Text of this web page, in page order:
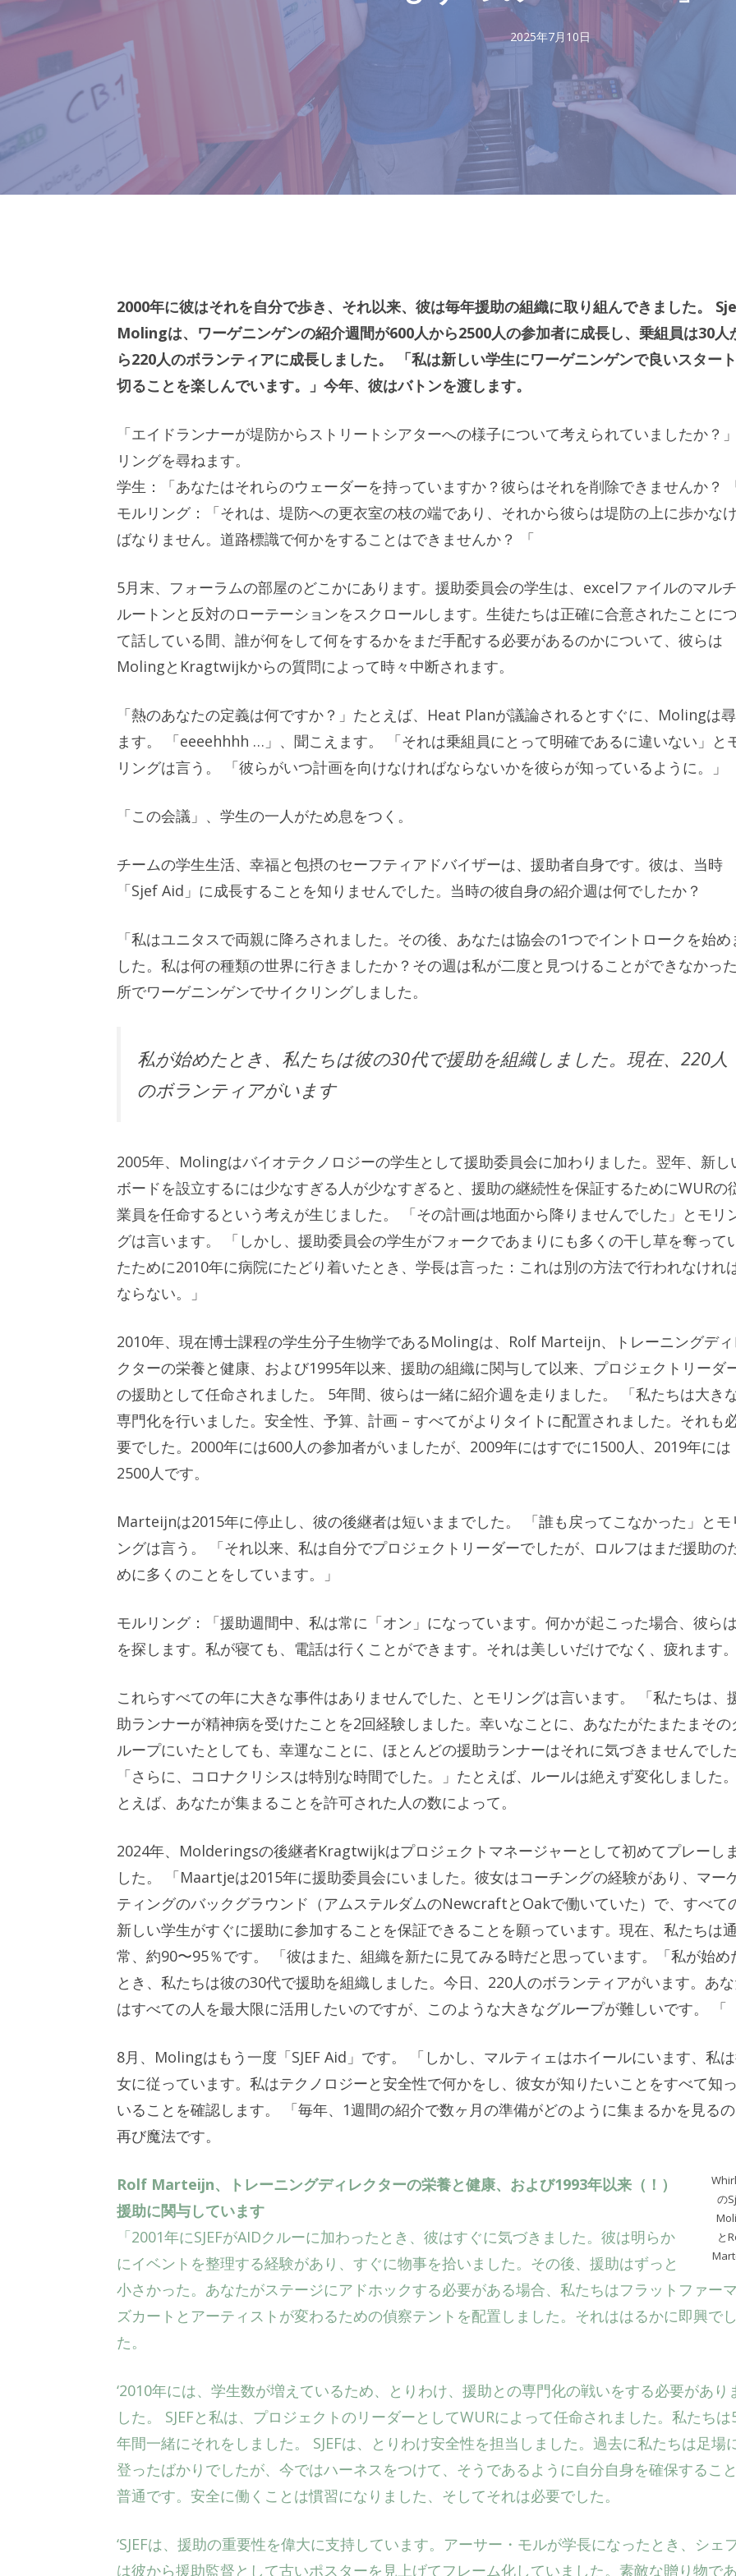
2025年7月10日
2000年に彼はそれを自分で歩き、それ以来、彼は毎年援助の組織に取り組んできました。
Molingは、ワーゲニンゲンの紹介週間が600人から2500人の参加者に成長し、乗組員は30人
ら220人のボランティアに成長しました。 「私は新しい学生にワーゲニンゲンで良いスター
切ることを楽しんでいます。」今年、彼はバトンを渡します。
「エイドランナーが堤防からストリートシアターへの様子について考えられていましたか？
リングを尋ねます。
学生：「あなたはそれらのウェーダーを持っていますか？彼らはそれを削除できませんか？
モルリング：「それは、堤防への更衣室の枝の端であり、それから彼らは堤防の上に歩かな
ばなりません。道路標識で何かをすることはできませんか？ 「
5月末、フォーラムの部屋のどこかにあります。援助委員会の学生は、excelファイルのマル
ルートンと反対のローテーションをスクロールします。生徒たちは正確に合意されたことに
て話している間、誰が何をして何をするかをまだ手配する必要があるのか​​について、彼らは
MolingとKragtwijkからの質問によって時々中断されます。
「熱のあなたの定義は何ですか？」たとえば、Heat Planが議論されるとすぐに、Molingは
ます。 「eeeehhhh …」、聞こえます。 「それは乗組員にとって明確であるに違いない」と
リングは言う。 「彼らがいつ計画を向けなければならないかを彼らが知っているように。」
「この会議」、学生の一人がため息をつく。
チームの学生生活、幸福と包摂のセーフティアドバイザーは、援助者自身です。彼は、当時
「Sjef Aid」に成長することを知りませんでした。当時の彼自身の紹介週は何でしたか？
「私はユニタスで両親に降ろされました。その後、あなたは協会の1つでイントロークを始め
した。私は何の種類の世界に行きましたか？その週は私が二度と見つけることができなかっ
所でワーゲニンゲンでサイクリングしました。
私が始めたとき、私たちは彼の30代で援助を組織しました。現在、220人
のボランティアがいます
2005年、Molingはバイオテクノロジーの学生として援助委員会に加わりました。翌年、新し
ボードを設立するには少なすぎる人が少なすぎると、援助の継続性を保証するためにWURの
業員を任命するという考えが生じました。 「その計画は地面から降りませんでした」とモリ
グは言います。 「しかし、援助委員会の学生がフォークであまりにも多くの干し草を奪って
たために2010年に病院にたどり着いたとき、学長は言った：これは別の方法で行われなけれ
ならない。」
2010年、現在博士課程の学生分子生物学であるMolingは、Rolf Marteijn、トレーニングディ
クターの栄養と健康、および1995年以来、援助の組織に関与して以来、プロジェクトリーダ
の援助として任命されました。 5年間、彼らは一緒に紹介週を走りました。 「私たちは大き
専門化を行いました。安全性、予算、計画 – すべてがよりタイトに配置されました。それも
要でした。2000年には600人の参加者がいましたが、2009年にはすでに1500人、2019年には
2500人です。
Marteijnは2015年に停止し、彼の後継者は短いままでした。 「誰も戻ってこなかった」とモ
ングは言う。 「それ以来、私は自分でプロジェクトリーダーでしたが、ロルフはまだ援助の
めに多くのことをしています。」
モルリング：「援助週間中、私は常に「オン」になっています。何かが起こった場合、彼ら
を探します。私が寝ても、電話は行くことができます。それは美しいだけでなく、疲れます。
これらすべての年に大きな事件はありませんでした、とモリングは言います。 「私たちは、
助ランナーが精神病を受けたことを2回経験しました。幸いなことに、あなたがたまたまその
ループにいたとしても、幸運なことに、ほとんどの援助ランナーはそれに気づきませんでした
「さらに、コロナクリシスは特別な時間でした。」たとえば、ルールは絶えず変化しました
とえば、あなたが集まることを許可された人の数によって。
2024年、Molderingsの後継者Kragtwijkはプロジェクトマネージャーとして初めてプレーしま
した。 「Maartjeは2015年に援助委員会にいました。彼女はコーチングの経験があり、マー
ティングのバックグラウンド（アムステルダムのNewcraftとOakで働いていた）で、すべて
新しい学生がすぐに援助に参加することを保証できることを願っています。現在、私たちは通
常、約90〜95％です。 「彼はまた、組織を新たに見てみる時だと思っています。「私が始め
とき、私たちは彼の30代で援助を組織しました。今日、220人のボランティアがいます。あ
はすべての人を最大限に活用したいのですが、このような大きなグループが難しいです。 「
8月、Molingはもう一度「SJEF Aid」です。 「しかし、マルティェはホイールにいます、私
女に従っています。私はテクノロジーと安全性で何かをし、彼女が知りたいことをすべて知
いることを確認します。 「毎年、1週間の紹介で数ヶ月の準備がどのように集まるかを見る
再び魔法です。
の
と
Rolf Marteijn、トレーニングディレクターの栄養と健康、および1993年以来（！）
援助に関与しています
「2001年にSJEFがAIDクルーに加わったとき、彼はすぐに気づきました。彼は明らか
にイベントを整理する経験があり、すぐに物事を拾いました。その後、援助はずっと
小さかった。あなたがステージにアドホックする必要がある場合、私たちはフラットファー
ズカートとアーティストが変わるための偵察テントを配置しました。それははるかに即興でし
た。
‘2010年には、学生数が増えているため、とりわけ、援助との専門化の戦いをする必要があり
した。 SJEFと私は、プロジェクトのリーダーとしてWURによって任命されました。私たちは
年間一緒にそれをしました。 SJEFは、とりわけ安全性を担当しました。過去に私たちは足場
登ったばかりでしたが、今ではハーネスをつけて、そうであるように自分自身を確保するこ
普通です。安全に働くことは慣習になりました、そしてそれは必要でした。
‘SJEFは、援助の重要性を偉大に支持しています。アーサー・モルが学長になったとき、シェ
は彼から援助監督として古いポスターを見上げてフレーム化していました。素敵な贈り物であ